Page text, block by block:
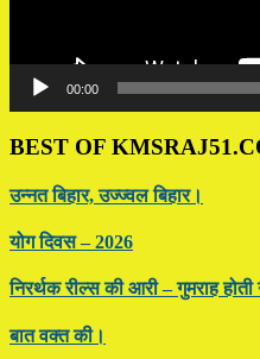
00:00
BEST OF
उन्नत बिहार, उज्ज्वल बिहार।
योग दिवस – 2026
निरर्थक रील्स की आरी – गुमराह होती
बात वक्त की।